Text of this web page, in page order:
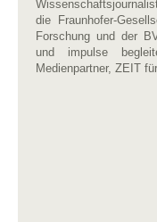
die Fraunhofer-
Forschung und der
und impulse
Medienpartner, ZEIT